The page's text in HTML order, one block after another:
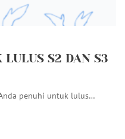
S2 DAN S3
penuhi untuk lulus…